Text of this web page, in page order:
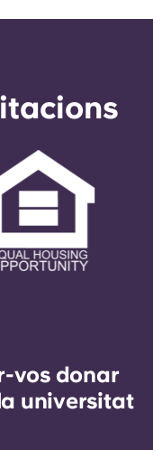
vos donar
universitat